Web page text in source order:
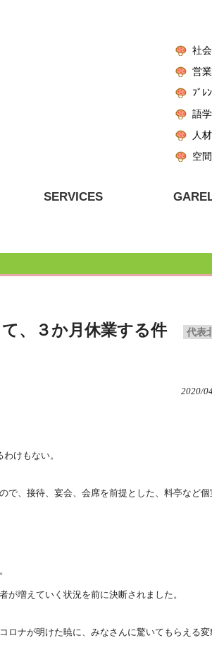
社
営
ﾌﾞﾚ
語学
人
空
SERVICES
、３か月休業する件 代表
2020/
けもない。
で、接待、宴会、会席を前提とした、料亭など個
が増えていく状況を前に決断されました。
ロナが明けた暁に、みなさんに驚いてもらえる変